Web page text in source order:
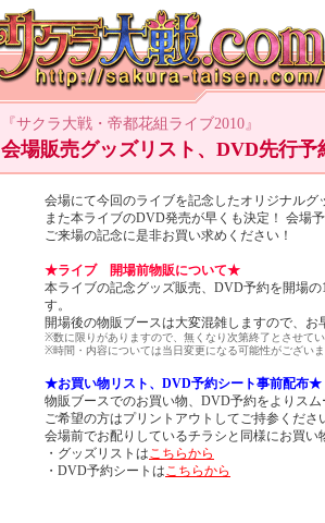
『サクラ大戦・帝都花組ライブ2010』
会場販売グッズリスト、DVD先行予
会場にて今回のライブを記念したオリジナルグ
また本ライブのDVD発売が早くも決定！ 会場
ご来場の記念に是非お買い求めください！
★ライブ 開場前物販について★
本ライブの記念グッズ販売、DVD予約を開場
す。
開場後の物販ブースは大変混雑しますので、
※数に限りがありますので、無くなり次第終了とさせて
※時間・内容については当日変更になる可能性がござい
★お買い物リスト、DVD予約シート事前配布★
物販ブースでのお買い物、DVD予約をよりス
ご希望の方はプリントアウトしてご持参くださ
会場前でお配りしているチラシと同様にお買い
・グッズリストはこちらから
・DVD予約シートはこちらから